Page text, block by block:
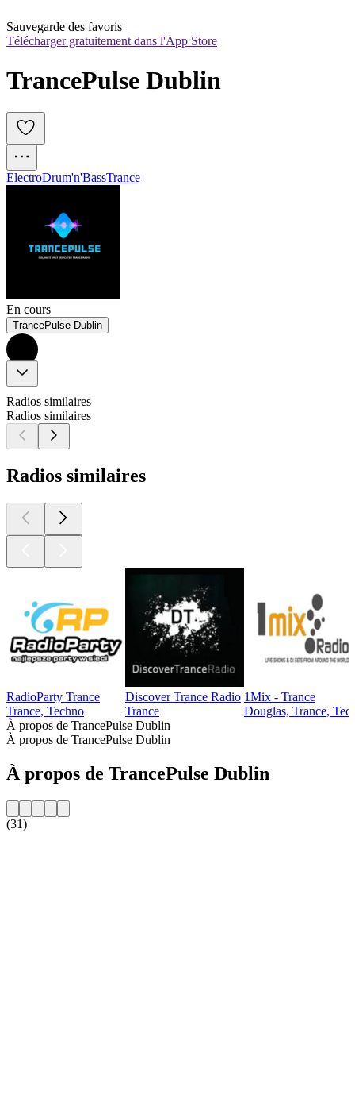
Sauvegarde des favoris
Télécharger gratuitement dans l'App Store
TrancePulse Dublin
ElectroDrum'n'BassTrance
En cours
TrancePulse Dublin
Radios similaires
Radios similaires
Radios similaires
RadioParty Trance
Trance, Techno
Discover Trance Radio
Trance
1Mix - Trance
Douglas, Trance,
À propos de TrancePulse Dublin
À propos de TrancePulse Dublin
À propos de TrancePulse Dublin
(31)